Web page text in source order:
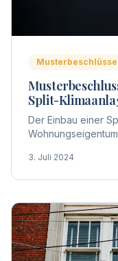
Musterbeschlüsse
Split-
Der Einbau einer
3. Juli 2024